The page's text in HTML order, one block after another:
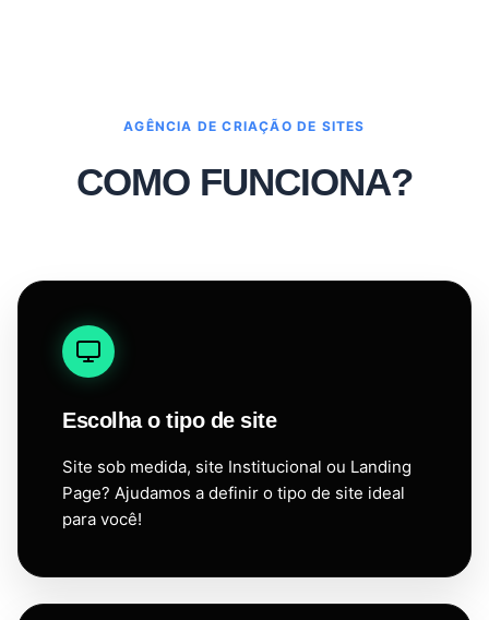
AGÊNCIA DE CRIAÇÃO DE SITES
COMO FUNCIONA?
Escolha o tipo de site
Site sob medida, site Institucional ou Landing
Page? Ajudamos a definir o tipo de site ideal
para você!